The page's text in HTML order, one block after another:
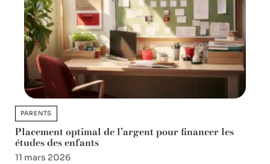
PARENTS
Placement optimal de l’argent pour financer les
études des enfants
11 mars 2026